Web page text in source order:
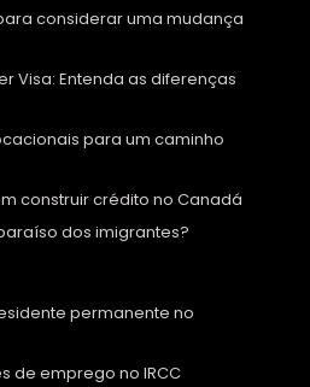
considerar uma mudança
Visa: Entenda as diferenças
para um caminho
construir crédito no Canadá
dos imigrantes?
permanente no
de emprego no IRCC